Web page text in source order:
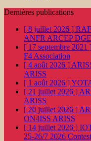
Dernières publications
[ 8 juillet 2026 ]
ANFR ARCEP DGE
[ 17 septembre 2021
F4 Association
[ 4 août 2026 ]
ARISS
[ 1 août 2026 ]
[ 21 juillet 2026 ]
ARISS
[ 20 juillet 2026 ]
ON4ISS ARISS
[ 14 juillet 2026 ]
25-26/7 2026 Contest